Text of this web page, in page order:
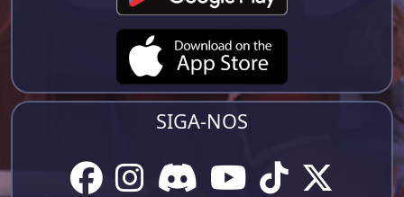
SIGA-NOS